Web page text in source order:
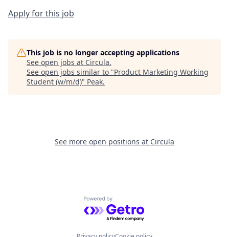
Apply for this job
This job is no longer accepting applications
See open jobs at Circula.
See open jobs similar to "Product Marketing Working
Student (w/m/d)" Peak.
See more open positions at Circula
Powered by Getro.com